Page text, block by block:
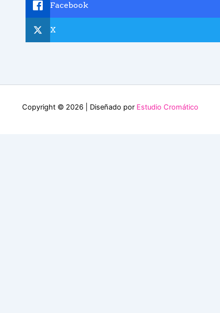
Facebook
X
Copyright © 2026 | Diseñado por Estudio Cromático